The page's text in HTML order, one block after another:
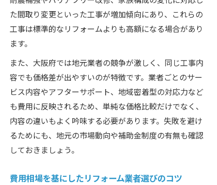
た間取り変更といった工事が増加傾向にあり、これらの
工事は標準的なリフォームよりも高額になる場合があり
ます。
また、大阪府では地元業者の競争が激しく、同じ工事内
容でも価格差が出やすいのが特徴です。業者ごとのサー
ビス内容やアフターサポート、地域密着型の対応力など
も費用に反映されるため、単純な価格比較だけでなく、
内容の違いもよく吟味する必要があります。失敗を避け
るためにも、地元の市場動向や補助金制度の有無も確認
しておきましょう。
費用相場を基にしたリフォーム業者選びのコツ